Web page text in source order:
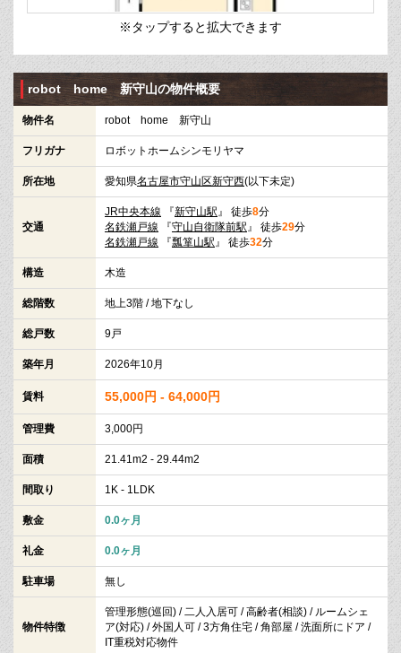
※タップすると拡大できます
robot home 新守山の物件概要
物件名 robot home 新守山
フリガナ ロボットホームシンモリヤマ
所在地 愛知県名古屋市守山区新守西(以下未定)
交通
JR中央本線 『新守山駅 』 徒歩8分
名鉄瀬戸線 『守山自衛隊前駅 』 徒歩29分
名鉄瀬戸線 『瓢箪山駅 』 徒歩32分
構造 木造
総階数 地上3階 / 地下なし
総戸数 9戸
築年月 2026年10月
賃料 55,000円 - 64,000円
管理費 3,000円
面積 21.41m2 - 29.44m2
間取り 1K - 1LDK
敷金 0.0ヶ月
礼金 0.0ヶ月
駐車場 無し
物件特徴
管理形態(巡回) / 二人入居可 / 高齢者(相談) / ルームシェ
ア(対応) / 外国人可 / 3方角住宅 / 角部屋 / 洗面所にドア /
IT重税対応物件